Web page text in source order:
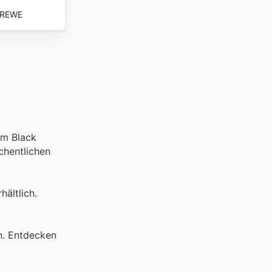
REWE
Black
Entdecken